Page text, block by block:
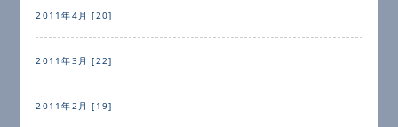
2011年4月 [20]
2011年3月 [22]
2011年2月 [19]